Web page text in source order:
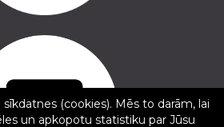
- 2026, SIA Corelem Group
izstrāde WEBstyle.lv
(cookies). Mēs to darām, lai
un apkopotu statistiku par Jūsu